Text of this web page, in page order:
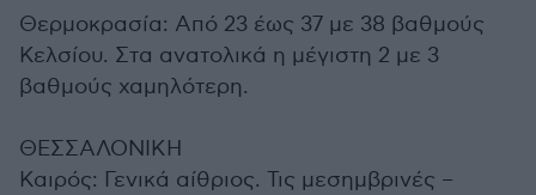
Θερμοκρασία: Από 23 έως 37 με 38 βαθμούς
Κελσίου. Στα ανατολικά η μέγιστη 2 με 3
βαθμούς χαμηλότερη.
ΘΕΣΣΑΛΟΝΙΚΗ
Καιρός: Γενικά αίθριος. Τις μεσημβρινές –